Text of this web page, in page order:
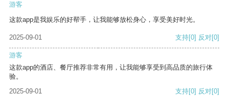
游客
这款app是我娱乐的好帮手，让我能够放松身心，享受美好时光。
2025-09-01 支持[0] 反对[0]
游客
这款app的酒店、餐厅推荐非常有用，让我能够享受到高品质的旅行体
验。
2025-09-01
支持[0] 反对[0]